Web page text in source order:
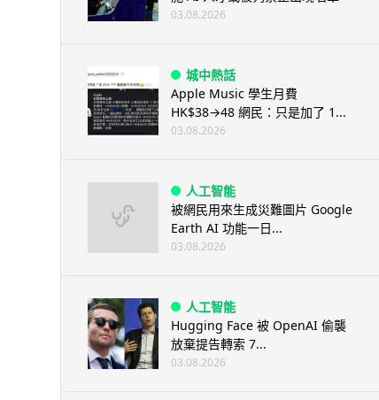
03.08.2026
城中熱話
Apple Music 學生月費
HK$38→48 網民：只是加了 1...
03.08.2026
人工智能
被網民用來生成災難圖片 Google
Earth AI 功能一日...
03.08.2026
人工智能
Hugging Face 被 OpenAI 偷襲
放棄提告轉索 7...
03.08.2026